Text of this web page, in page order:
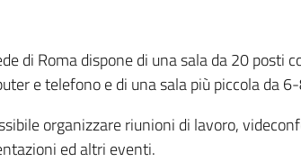
di Roma dispone di una sala da 20 posti
e telefono e di una sala più piccola da
organizzare riunioni di lavoro,
ed altri eventi.